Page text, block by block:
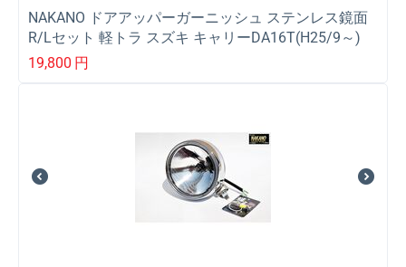
NAKANO ドアアッパーガーニッシュ ステンレス鏡面
R/Lセット 軽トラ スズキ キャリーDA16T(H25/9～)
19,800 円